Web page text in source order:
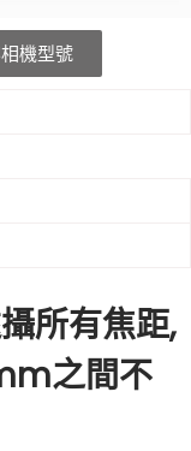
機型號
所有焦距,
之間不